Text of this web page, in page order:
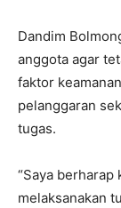
Dandim
anggota agar
faktor
pelanggaran
tugas.
“Saya
melaksanakan